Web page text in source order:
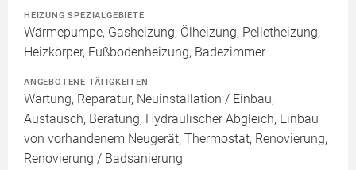
HEIZUNG SPEZIALGEBIETE
Wärmepumpe, Gasheizung, Ölheizung, Pelletheizung,
Heizkörper, Fußbodenheizung, Badezimmer
ANGEBOTENE TÄTIGKEITEN
Wartung, Reparatur, Neuinstallation / Einbau,
Austausch, Beratung, Hydraulischer Abgleich, Einbau
von vorhandenem Neugerät, Thermostat, Renovierung,
Renovierung / Badsanierung